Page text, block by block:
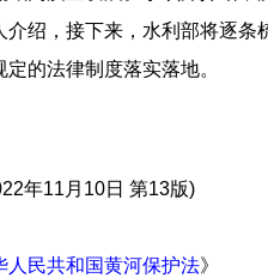
介绍，接下来，水利部将逐
的法律制度落实落地。
年11月10日 第13版)
人民共和国黄河保护法》